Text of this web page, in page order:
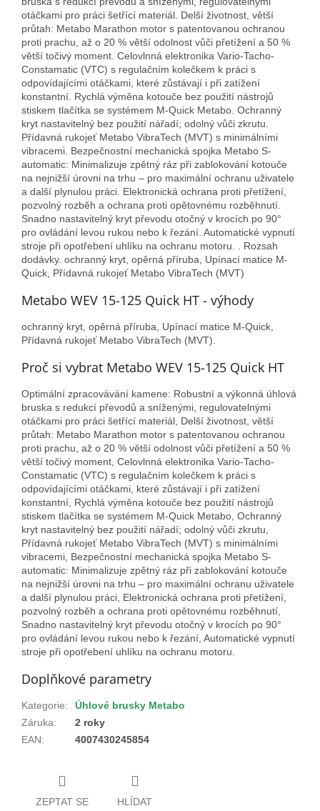
otáčkami pro práci šetřící materiál. Delší životnost, větší
průtah: Metabo Marathon motor s patentovanou ochranou
proti prachu, až o 20 % větší odolnost vůči přetížení a 50 %
větší točivý moment. Celovlnná elektronika Vario-Tacho-
Constamatic (VTC) s regulačním kolečkem k práci s
odpovídajícími otáčkami, které zůstávají i při zatížení
konstantní. Rychlá výměna kotouče bez použití nástrojů
stiskem tlačítka se systémem M-Quick Metabo. Ochranný
kryt nastavitelný bez použití nářadí; odolný vůči zkrutu.
Přídavná rukojeť Metabo VibraTech (MVT) s minimálními
vibracemi. Bezpečnostní mechanická spojka Metabo S-
automatic: Minimalizuje zpětný ráz při zablokování kotouče
na nejnižší úrovni na trhu – pro maximální ochranu uživatele
a další plynulou práci. Elektronická ochrana proti přetížení,
pozvolný rozběh a ochrana proti opětovnému rozběhnutí.
Snadno nastavitelný kryt převodu otočný v krocích po 90°
pro ovládání levou rukou nebo k řezání. Automatické vypnutí
stroje při opotřebení uhlíku na ochranu motoru. . Rozsah
dodávky. ochranný kryt, opěrná příruba, Upínací matice M-
Quick, Přídavná rukojeť Metabo VibraTech (MVT)
Metabo WEV 15-125 Quick HT - výhody
ochranný kryt, opěrná příruba, Upínací matice M-Quick,
Přídavná rukojeť Metabo VibraTech (MVT).
Proč si vybrat Metabo WEV 15-125 Quick HT
Optimální zpracovávání kamene: Robustní a výkonná úhlová
bruska s redukcí převodů a sníženými, regulovatelnými
otáčkami pro práci šetřící materiál, Delší životnost, větší
průtah: Metabo Marathon motor s patentovanou ochranou
proti prachu, až o 20 % větší odolnost vůči přetížení a 50 %
větší točivý moment, Celovlnná elektronika Vario-Tacho-
Constamatic (VTC) s regulačním kolečkem k práci s
odpovídajícími otáčkami, které zůstávají i při zatížení
konstantní, Rychlá výměna kotouče bez použití nástrojů
stiskem tlačítka se systémem M-Quick Metabo, Ochranný
kryt nastavitelný bez použití nářadí; odolný vůči zkrutu,
Přídavná rukojeť Metabo VibraTech (MVT) s minimálními
vibracemi, Bezpečnostní mechanická spojka Metabo S-
automatic: Minimalizuje zpětný ráz při zablokování kotouče
na nejnižší úrovni na trhu – pro maximální ochranu uživatele
a další plynulou práci, Elektronická ochrana proti přetížení,
pozvolný rozběh a ochrana proti opětovnému rozběhnutí,
Snadno nastavitelný kryt převodu otočný v krocích po 90°
pro ovládání levou rukou nebo k řezání, Automatické vypnutí
stroje při opotřebení uhlíku na ochranu motoru.
Doplňkové parametry
Kategorie:
Úhlové brusky Metabo
Záruka:
2 roky
EAN: 4007430245854
ZEPTAT SE HLÍDAT